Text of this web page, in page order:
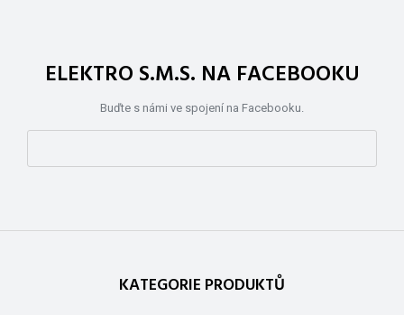
ELEKTRO S.M.S. NA FACEBOOKU
Buďte s námi ve spojení na Facebooku.
KATEGORIE PRODUKTŮ